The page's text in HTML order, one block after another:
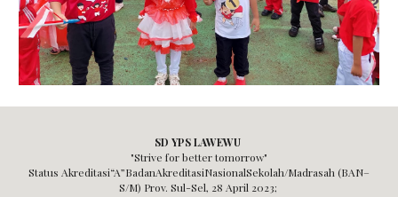
SD YPS LAWEWU
"Strive for better tomorrow"
Status Akreditasi“A”BadanAkreditasiNasionalSekolah/Madrasah (BAN–
S/M) Prov. Sul-Sel, 28 April 2023;